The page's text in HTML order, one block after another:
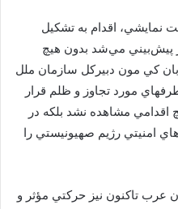
نمايشي، اقدام به تشكيل
پيش‌بيني مي‌شد بدون هيچ
كي مون دبيركل سازمان ملل
مورد تجاوز و ظلم قرار
اقدامي مشاهده نشد بلكه در
امنيتي رژيم صهيونيستي را
عرب تاكنون نيز حركتي مؤثر و